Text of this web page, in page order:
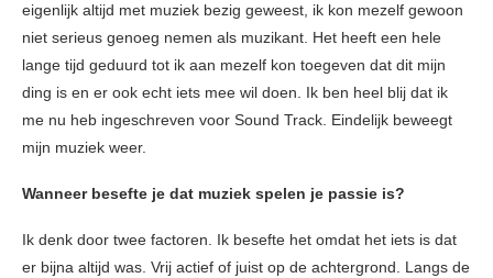
eigenlijk altijd met muziek bezig geweest, ik kon mezelf gewoon
niet serieus genoeg nemen als muzikant. Het heeft een hele
lange tijd geduurd tot ik aan mezelf kon toegeven dat dit mijn
ding is en er ook echt iets mee wil doen. Ik ben heel blij dat ik
me nu heb ingeschreven voor Sound Track. Eindelijk beweegt
mijn muziek weer.
Wanneer besefte je dat muziek spelen je passie is?
Ik denk door twee factoren. Ik besefte het omdat het iets is dat
er bijna altijd was. Vrij actief of juist op de achtergrond. Langs de